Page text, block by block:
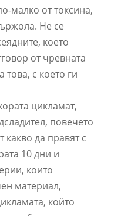
малко от токсина,
Не се
което
от чревната
това, с което ги
цикламат,
повечето
какво да правят с
10 дни и
които
материал,
който